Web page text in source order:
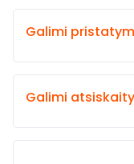
Galimi
Galimi